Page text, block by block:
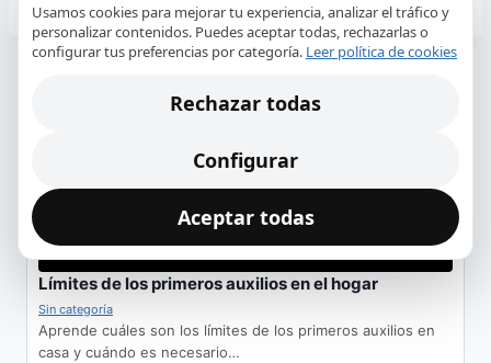
Límites de los primeros auxilios en el hogar
Sin categoría
Aprende cuáles son los límites de los primeros auxilios en
casa y cuándo es necesario…
Usamos cookies para mejorar tu experiencia, analizar el tráfico y
personalizar contenidos. Puedes aceptar todas, rechazarlas o
configurar tus preferencias por categoría. Leer política de cookies
Rechazar todas
Configurar
Aceptar todas